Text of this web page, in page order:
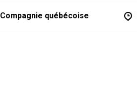
Compagnie québécoise